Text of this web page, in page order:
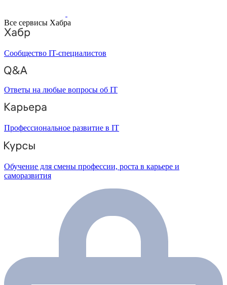
Все сервисы Хабра
Сообщество IT-специалистов
Ответы на любые вопросы об IT
Профессиональное развитие в IT
Обучение для смены профессии, роста в карьере и
саморазвития